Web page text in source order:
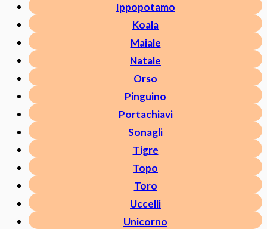
Ippopotamo
Koala
Maiale
Natale
Orso
Pinguino
Portachiavi
Sonagli
Tigre
Topo
Toro
Uccelli
Unicorno